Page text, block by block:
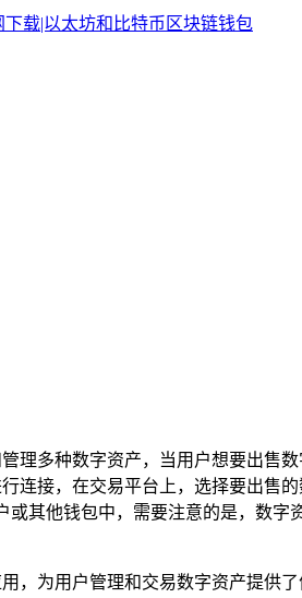
理多种数字资产，当用户想要出售
连接，在交易平台上，选择要出售
其他钱包中，需要注意的是，数
，为用户管理和交易数字资产提供